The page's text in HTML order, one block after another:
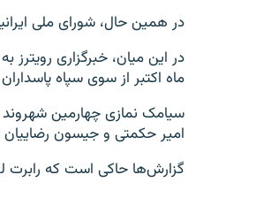
در همین حال، شورای ملی
در این میان، خبرگزاری
ماه اکتبر از سوی سپاه
سیامک نمازی چهارمین
امیر حکمتی و جیسون رضاییان
گزارش‌ها حاکی است که رابرت